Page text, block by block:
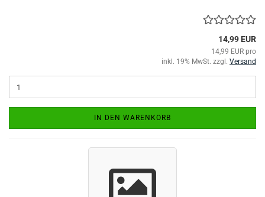
14,99 EUR
14,99 EUR pro
inkl. 19% MwSt. zzgl. Versand
IN DEN WARENKORB